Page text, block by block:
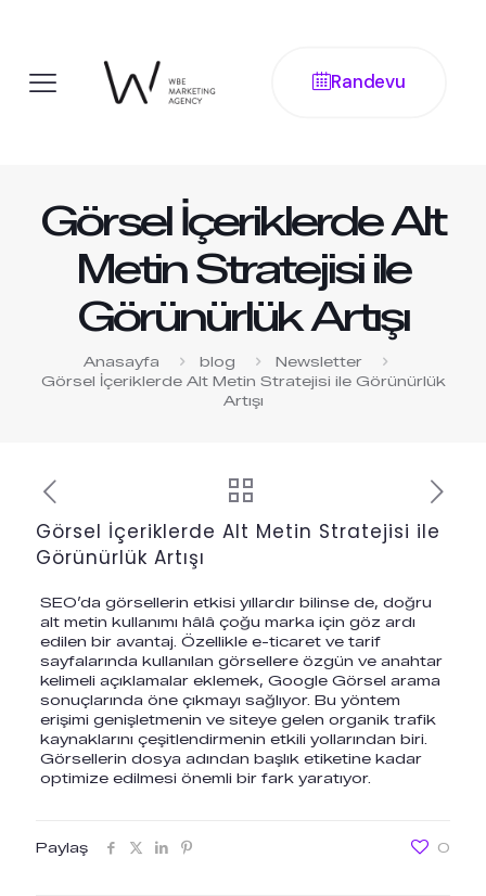
Randevu
Görsel İçeriklerde Alt
Metin Stratejisi ile
Görünürlük Artışı
Anasayfa blog
Newsletter
Görsel İçeriklerde Alt Metin Stratejisi ile Görünürlük
Artışı
Görsel İçeriklerde Alt Metin Stratejisi ile
Görünürlük Artışı
SEO’da görsellerin etkisi yıllardır bilinse de, doğru
alt metin kullanımı hâlâ çoğu marka için göz ardı
edilen bir avantaj. Özellikle e-ticaret ve tarif
sayfalarında kullanılan görsellere özgün ve anahtar
kelimeli açıklamalar eklemek, Google Görsel arama
sonuçlarında öne çıkmayı sağlıyor. Bu yöntem
erişimi genişletmenin ve siteye gelen organik trafik
kaynaklarını çeşitlendirmenin etkili yollarından biri.
Görsellerin dosya adından başlık etiketine kadar
optimize edilmesi önemli bir fark yaratıyor.
Paylaş 0